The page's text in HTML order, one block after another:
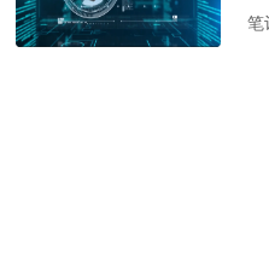
笔